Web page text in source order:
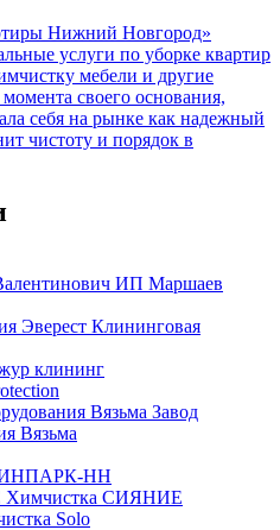
Нижний Новгород»
услуги по уборке квартир
мебели и другие
своего основания,
себя на рынке как надежный
чистоту и порядок в
ИП Маршаев
Клининговая
клининг
Завод
Вязьма
НН
Химчистка СИЯНИЕ
Solo